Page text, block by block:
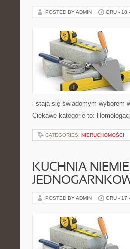
POSTED BY ADMIN GRU - 18
i stają się świadomym wyborem
Ciekawe kategorie to:
CATEGORIES: NIERUCHOMOŚCI
KUCHNIA
POSTED BY ADMIN GRU - 17